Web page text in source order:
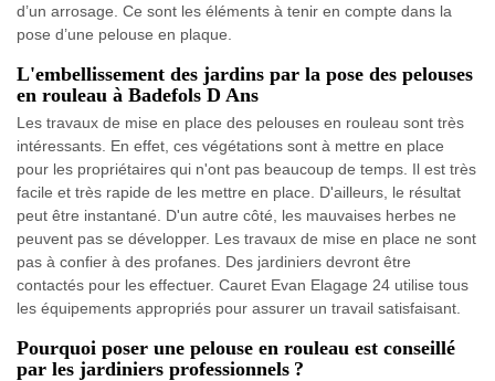
d’un arrosage. Ce sont les éléments à tenir en compte dans la
pose d’une pelouse en plaque.
L'embellissement des jardins par la pose des pelouses
en rouleau à Badefols D Ans
Les travaux de mise en place des pelouses en rouleau sont très
intéressants. En effet, ces végétations sont à mettre en place
pour les propriétaires qui n'ont pas beaucoup de temps. Il est très
facile et très rapide de les mettre en place. D'ailleurs, le résultat
peut être instantané. D'un autre côté, les mauvaises herbes ne
peuvent pas se développer. Les travaux de mise en place ne sont
pas à confier à des profanes. Des jardiniers devront être
contactés pour les effectuer. Cauret Evan Elagage 24 utilise tous
les équipements appropriés pour assurer un travail satisfaisant.
Pourquoi poser une pelouse en rouleau est conseillé
par les jardiniers professionnels ?